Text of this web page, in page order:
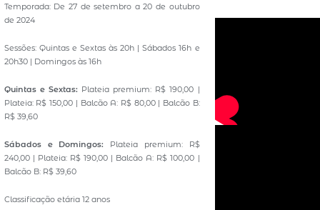
Temporada: De 27 de setembro a 20 de outubro
de 2024
Sessões: Quintas e Sextas às 20h | Sábados 16h e
20h30 | Domingos às 16h
Quintas e Sextas: Plateia premium: R$ 190,00 |
Plateia: R$ 150,00 | Balcão A: R$ 80,00 | Balcão B:
R$ 39,60
Sábados e Domingos: Plateia premium: R$
240,00 | Plateia: R$ 190,00 | Balcão A: R$ 100,00 |
Balcão B: R$ 39,60
Classificação etária 12 anos